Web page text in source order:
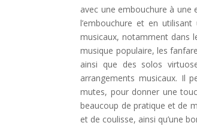
avec une embouchure à une
l’embouchure et en
musicaux, notamment dans
musique populaire, les
ainsi que des solos
arrangements musicaux. Il
mutes, pour donner une
beaucoup de pratique et de
et de coulisse, ainsi qu’une